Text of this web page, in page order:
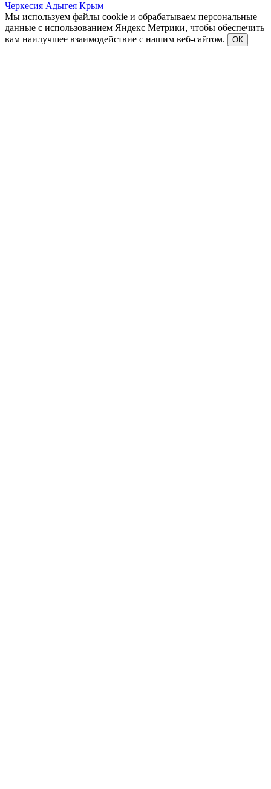
Черкесия Адыгея Крым
Мы используем файлы cookie и обрабатываем персональные
данные с использованием Яндекс Метрики, чтобы обеспечить
вам наилучшее взаимодействие с нашим веб-сайтом.
ОК